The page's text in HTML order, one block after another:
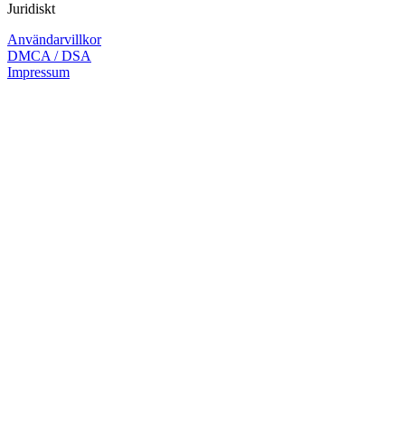
Juridiskt
Användarvillkor
DMCA / DSA
Impressum